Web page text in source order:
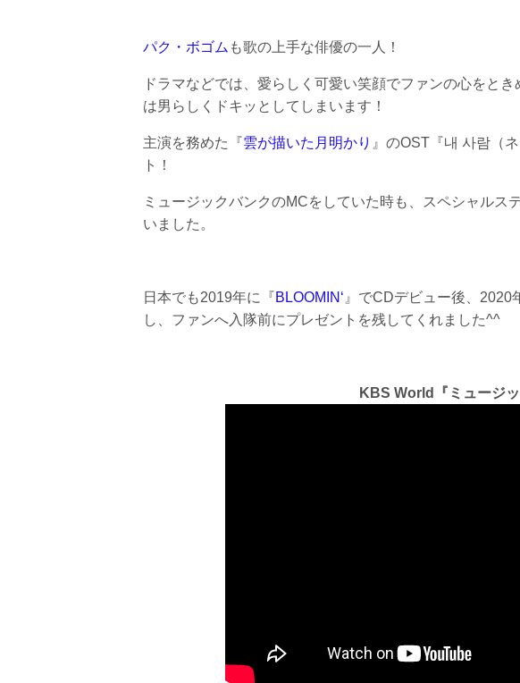
パク・ボゴム も歌の上手な俳優の一人！
ドラマなどでは、愛らしく可愛い笑顔でファンの心をと
は男らしくドキッとしてしまいます！
主演を務めた『雲が描いた月明かり 』のOST『내 사람（
ト！
ミュージックバンクのMCをしていた時も、スペシャルス
いました。
日本でも2019年に『BLOOMIN‘ 』でCDデビュー後、2020
し、ファンへ入隊前にプレゼントを残してくれました^^
KBS World『ミュージッ